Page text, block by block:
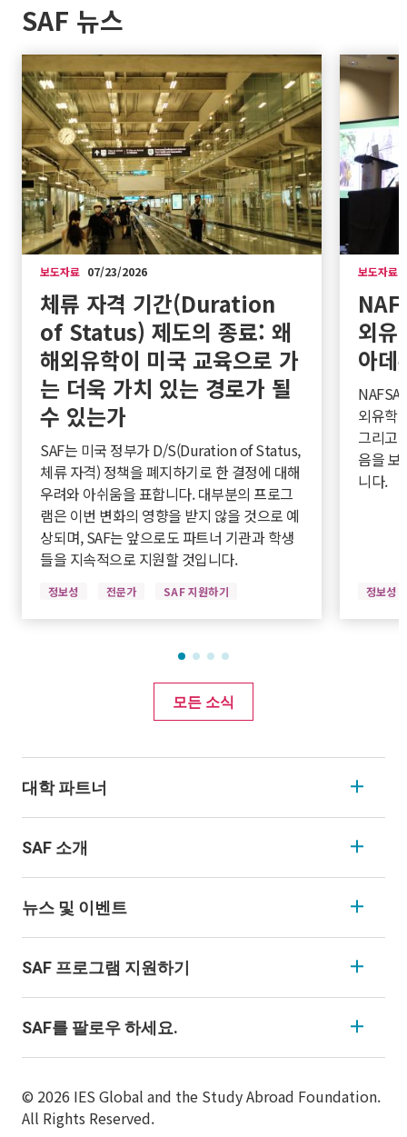
SAF 뉴스
보도자료 07/23/2026
체류 자격 기간(Duration
of Status) 제도의 종료: 왜
해외유학이 미국 교육으로 가
는 더욱 가치 있는 경로가 될
수 있는가
SAF는 미국 정부가 D/S(Duration of Status,
체류 자격) 정책을 폐지하기로 한 결정에 대해
우려와 아쉬움을 표합니다. 대부분의 프로그
램은 이번 변화의 영향을 받지 않을 것으로 예
상되며, SAF는 앞으로도 파트너 기관과 학생
들을 지속적으로 지원할 것입니다.
정보성 전문가 SAF 지원하기
보도자료
외유
아데
NAFSA
외유학
그리고
음을 보
니다.
정보성
모든 소식
대학 파트너
SAF 소개
뉴스 및 이벤트
SAF 프로그램 지원하기
SAF를 팔로우 하세요.
© 2026 IES Global and the Study Abroad Foundation.
All Rights Reserved.